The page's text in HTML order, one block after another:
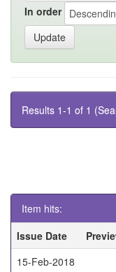
In order
Results 1-1 of 1
Item hits:
Issue Date
15-Feb-2018